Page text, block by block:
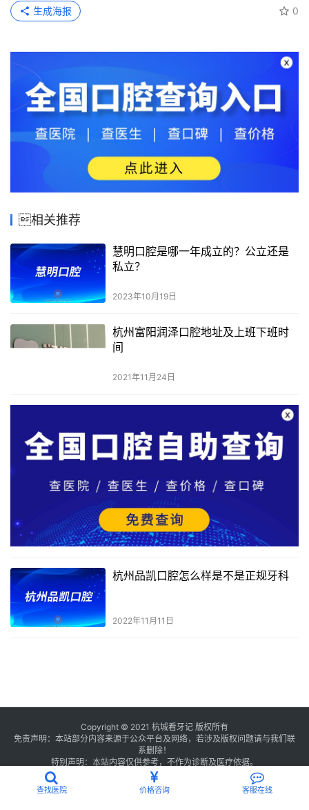
0
生成海报
相关推荐
慧明口腔是哪一年成立的？公立还是
私立？
2023年10月19日
杭州富阳润泽口腔地址及上班下班时
间
2021年11月24日
杭州品凯口腔怎么样是不是正规牙科
2022年11月11日
Copyright © 2021 杭城看牙记 版权所有
免责声明：本站部分内容来源于公众平台及网络，若涉及版权问题请与我们联
系删除！
特别声明：本站内容仅供参考，不作为诊断及医疗依据。
浙公网安备 33011002016234号
浙ICP备2021013506号-2
查找医院 价格咨询 客服在线